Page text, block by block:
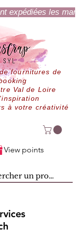
expédiées les
fournitures de
Val de Loire
à votre créativité
View points